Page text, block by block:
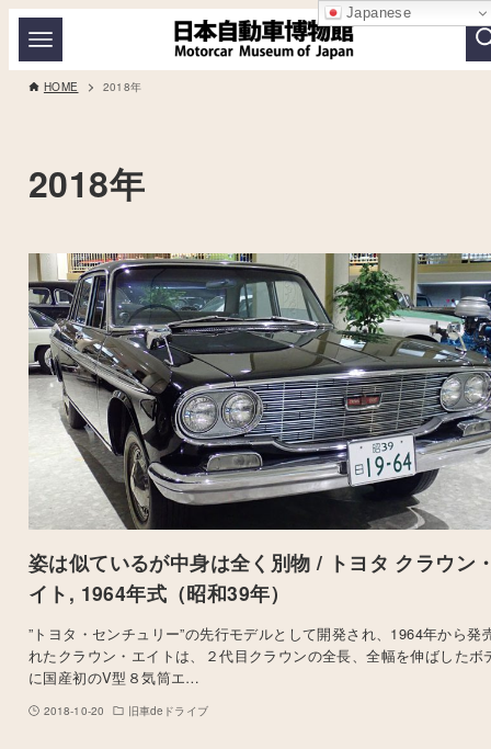
HOME 2018年
2018年
姿は似ているが中身は全く別物 / トヨタ クラウン
イト, 1964年式（昭和39年）
”トヨタ・センチュリー”の先行モデルとして開発され、1964年から発
れたクラウン・エイトは、２代目クラウンの全長、全幅を伸ばしたボ
に国産初のV型８気筒エ…
2018-10-20 旧車deドライブ
Japanese